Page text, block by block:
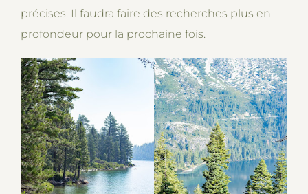
précises. Il faudra faire des recherches plus en
profondeur pour la prochaine fois.